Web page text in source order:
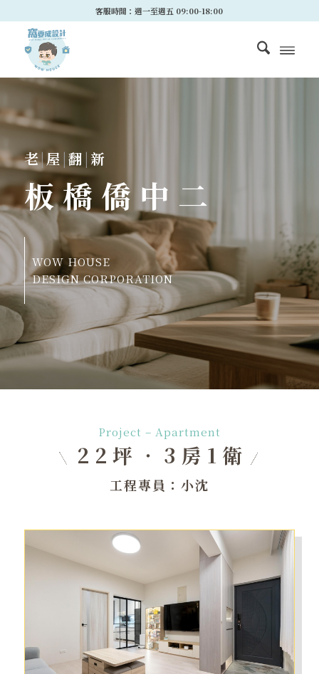
客服時間：週一至週五 09:00-18:00
老|屋 |翻 |新
板橋僑中二
WOW HOUSE
DESIGN CORPORATION
Project – Apartment
22坪‧3房1衛
工程專員：小沈